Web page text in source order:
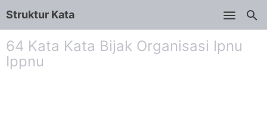
Struktur Kata
64 Kata Kata Bijak Organisasi Ipnu
Ippnu